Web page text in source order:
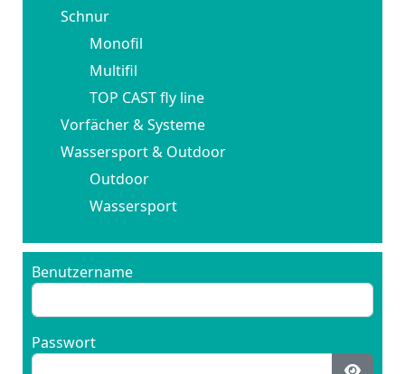
Schnur
Monofil
Multifil
TOP CAST fly line
Vorfächer & Systeme
Wassersport & Outdoor
Outdoor
Wassersport
Benutzername
Passwort